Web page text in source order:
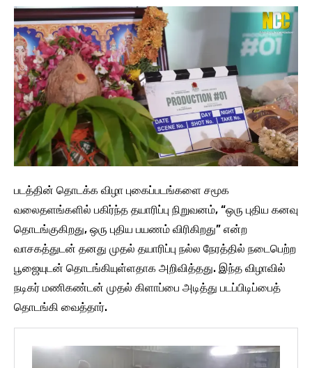
படத்தின் தொடக்க விழா புகைப்படங்களை சமூக
வலைதளங்களில் பகிர்ந்த தயாரிப்பு நிறுவனம், “ஒரு புதிய கனவு
தொடங்குகிறது, ஒரு புதிய பயணம் விரிகிறது” என்ற
வாசகத்துடன் தனது முதல் தயாரிப்பு நல்ல நேரத்தில் நடைபெற்ற
பூஜையுடன் தொடங்கியுள்ளதாக அறிவித்தது. இந்த விழாவில்
நடிகர் மணிகண்டன் முதல் கிளாப்பை அடித்து படப்பிடிப்பைத்
தொடங்கி வைத்தார்.